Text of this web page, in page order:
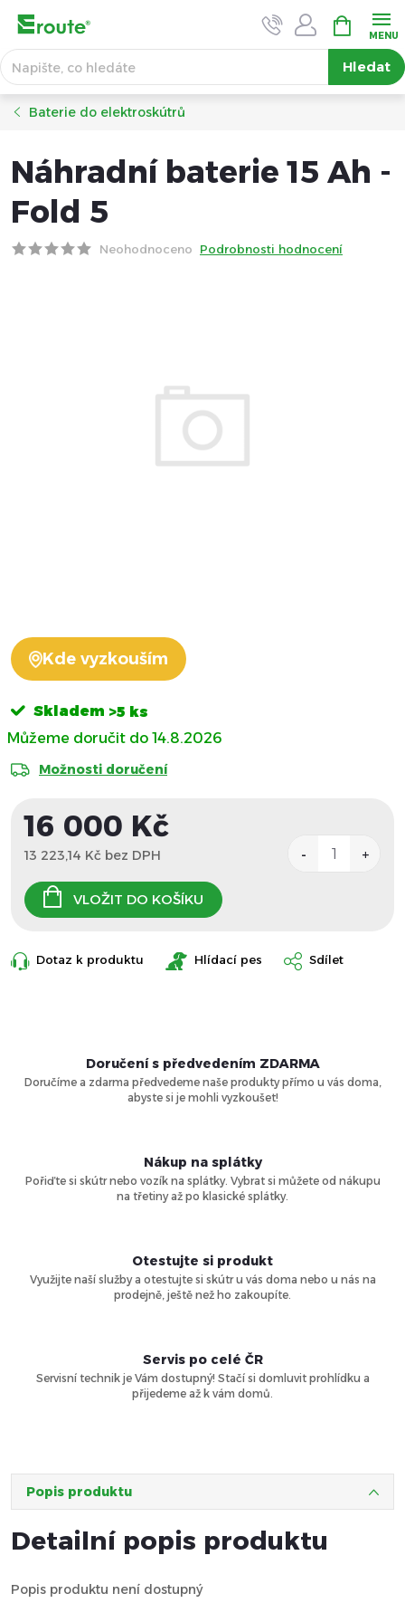
obsah
Hledat
NÁKUPNÍ
KOŠÍK
Baterie do elektroskútrů
Náhradní baterie 15 Ah -
Fold 5
Neohodnoceno Podrobnosti hodnocení
Kde vyzkouším
Skladem >5 ks
14.8.2026
Možnosti doručení
16 000 Kč
13 223,14 Kč bez DPH
cena:
VLOŽIT DO KOŠÍKU
Dotaz k produktu Hlídací pes Sdílet
Doručení s předvedením ZDARMA
Doručíme a zdarma předvedeme naše produkty přímo u vás doma,
abyste si je mohli vyzkoušet!
Nákup na splátky
Pořiďte si skútr nebo vozík na splátky. Vybrat si můžete od nákupu
na třetiny až po klasické splátky.
Otestujte si produkt
Využijte naší služby a otestujte si skútr u vás doma nebo u nás na
prodejně, ještě než ho zakoupíte.
Servis po celé ČR
Servisní technik je Vám dostupný! Stačí si domluvit prohlídku a
přijedeme až k vám domů.
Popis produktu
Detailní popis produktu
Popis produktu není dostupný